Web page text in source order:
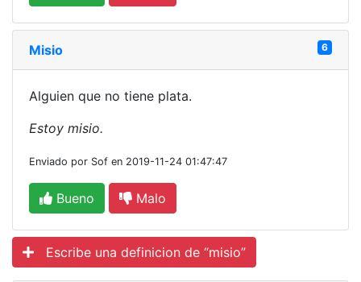
Misio 6
Alguien que no tiene plata.
Estoy misio.
Enviado por Sof en 2019-11-24 01:47:47
Bueno Malo
Escribe una definicion de “misio”